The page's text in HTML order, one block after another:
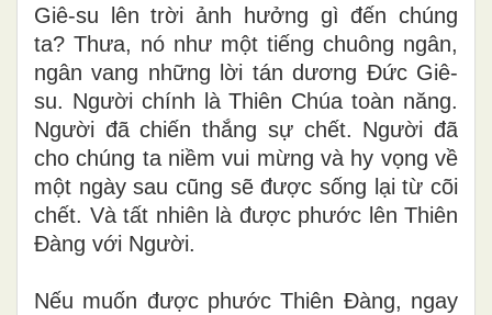
Giê-su lên trời ảnh hưởng gì đến chúng
ta? Thưa, nó như một tiếng chuông ngân,
ngân vang những lời tán dương Đức Giê-
su. Người chính là Thiên Chúa toàn năng.
Người đã chiến thắng sự chết. Người đã
cho chúng ta niềm vui mừng và hy vọng về
một ngày sau cũng sẽ được sống lại từ cõi
chết. Và tất nhiên là được phước lên Thiên
Đàng với Người.
Nếu muốn được phước Thiên Đàng, ngay